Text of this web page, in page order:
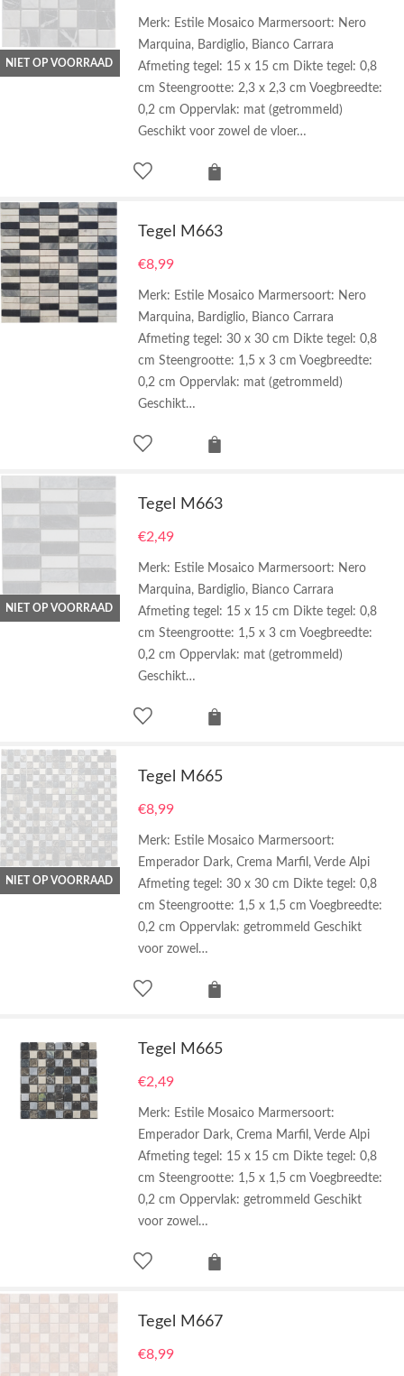
NIET OP VOORRAAD
Merk: Estile Mosaico Marmersoort: Nero
Marquina, Bardiglio, Bianco Carrara
Afmeting tegel: 15 x 15 cm Dikte tegel: 0,8
cm Steengrootte: 2,3 x 2,3 cm Voegbreedte:
0,2 cm Oppervlak: mat (getrommeld)
Geschikt voor zowel de vloer…
Tegel M663
€8,99
Merk: Estile Mosaico Marmersoort: Nero
Marquina, Bardiglio, Bianco Carrara
Afmeting tegel: 30 x 30 cm Dikte tegel: 0,8
cm Steengrootte: 1,5 x 3 cm Voegbreedte:
0,2 cm Oppervlak: mat (getrommeld)
Geschikt…
NIET OP VOORRAAD
Tegel M663
€2,49
Merk: Estile Mosaico Marmersoort: Nero
Marquina, Bardiglio, Bianco Carrara
Afmeting tegel: 15 x 15 cm Dikte tegel: 0,8
cm Steengrootte: 1,5 x 3 cm Voegbreedte:
0,2 cm Oppervlak: mat (getrommeld)
Geschikt…
NIET OP VOORRAAD
Tegel M665
€8,99
Merk: Estile Mosaico Marmersoort:
Emperador Dark, Crema Marfil, Verde Alpi
Afmeting tegel: 30 x 30 cm Dikte tegel: 0,8
cm Steengrootte: 1,5 x 1,5 cm Voegbreedte:
0,2 cm Oppervlak: getrommeld Geschikt
voor zowel…
Tegel M665
€2,49
Merk: Estile Mosaico Marmersoort:
Emperador Dark, Crema Marfil, Verde Alpi
Afmeting tegel: 15 x 15 cm Dikte tegel: 0,8
cm Steengrootte: 1,5 x 1,5 cm Voegbreedte:
0,2 cm Oppervlak: getrommeld Geschikt
voor zowel…
Tegel M667
€8,99